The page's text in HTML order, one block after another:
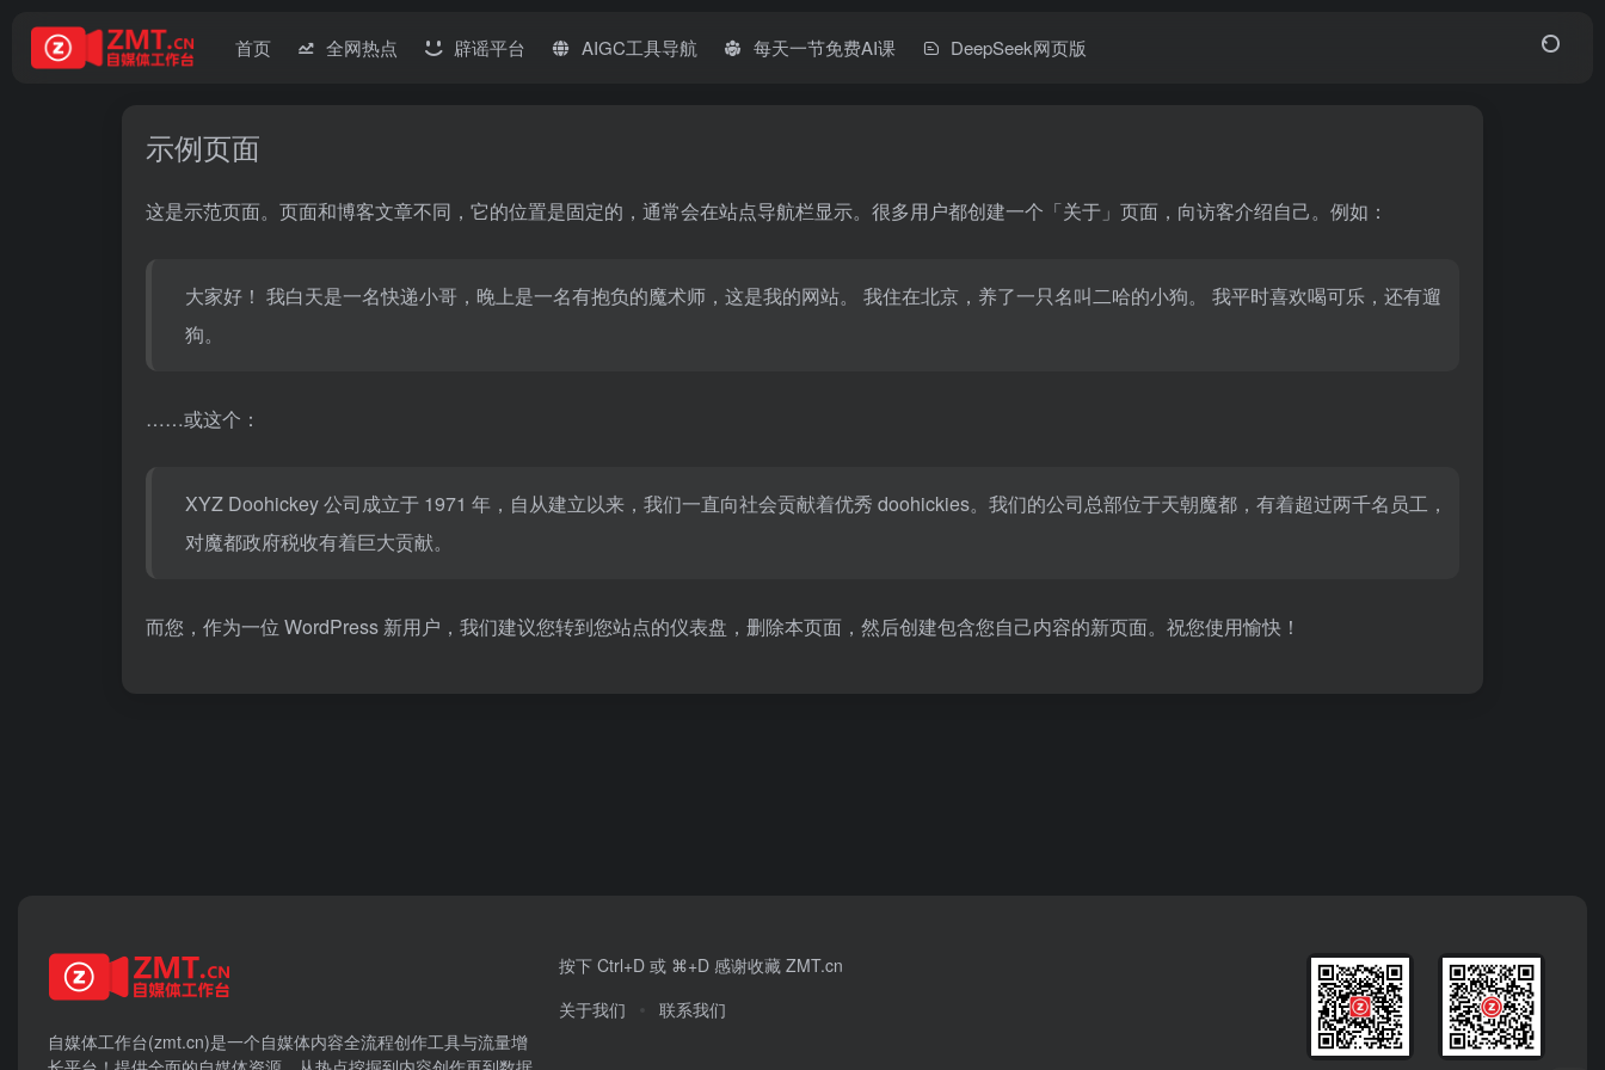
首页 全网热点 辟谣平台 AIGC工具导航 每天一节免费AI课 DeepSeek网页版
示例页面
这是示范页面。页面和博客文章不同，它的位置是固定的，通常会在站点导航栏显示。很多用户都创建一个「关于」页面，向访客介绍自己。例如：
大家好！ 我白天是一名快递小哥，晚上是一名有抱负的魔术师，这是我的网站。 我住在北京，养了一只名叫二哈的小狗。 我平时喜欢喝可乐，还有遛
狗。
……或这个：
XYZ Doohickey 公司成立于 1971 年，自从建立以来，我们一直向社会贡献着优秀 doohickies。我们的公司总部位于天朝魔都，有着超过两千名员工，
对魔都政府税收有着巨大贡献。
而您，作为一位 WordPress 新用户，我们建议您转到您站点的仪表盘 ，删除本页面，然后创建包含您自己内容的新页面。祝您使用愉快！
自媒体工作台(zmt.cn)是一个自媒体内容全流程创作工具与流量增
按下 Ctrl+D 或 ⌘+D 感谢收藏 ZMT.cn
关于我们
联系我们